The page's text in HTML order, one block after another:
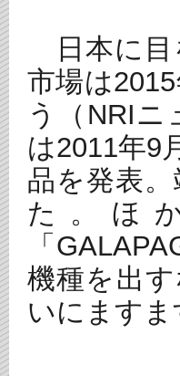
日本に目
市場は
う（NRI
は2011年9
品を発表
た。ほ
「
機種を出
いにます